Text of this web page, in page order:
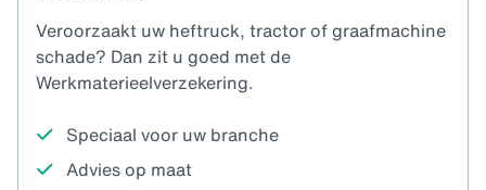
Veroorzaakt uw heftruck, tractor of graafmachine
schade? Dan zit u goed met de
Werkmaterieelverzekering.
Speciaal voor uw branche
Advies op maat